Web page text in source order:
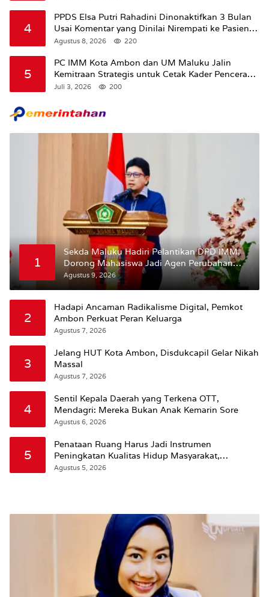
4
PPDS Elsa Putri Rahadini Dinonaktifkan 3 Bulan
Usai Komentar yang Dinilai Nirempati ke Pasien
BPJS
Agustus 8, 2026 220
5
PC IMM Kota Ambon dan UM Maluku Jalin
Kemitraan Strategis untuk Cetak Kader Pencerah
Bangsa “Membangun Peradaban dari Kampus”
Juli 3, 2026 200
1
Sekda Maluku Hadiri Pelantikan DPD IMM,
Dorong Mahasiswa Jadi Agen Perubahan
dan Mitra Strategis Pemerintah
Agustus 9, 2026
2
Hadapi Ancaman Radikalisme Digital, Pemkot
Ambon Perkuat Peran Keluarga
Agustus 7, 2026
3
Jelang HUT Kota Ambon, Disdukcapil Gelar Nikah
Massal
Agustus 7, 2026
4
Sentil Kepala Daerah yang Terkena OTT,
Mendagri: Mereka Bukan Anak Kemarin Sore
Agustus 6, 2026
5
Penataan Ruang Harus Jadi Instrumen
Peningkatan Kualitas Hidup Masyarakat,
Wattimena: Revisi RT-RW Ditetapkan Pemkot
Agustus 5, 2026